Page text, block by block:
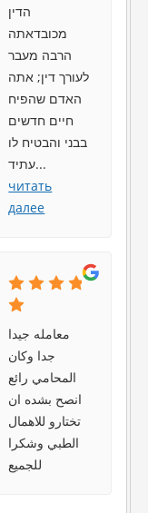
הדין
מכובדאתה
הרבה מעבר
לעורך דין; אתה
האדם שהפיח
חיים חדשים
בבני והבטיח לו
עתיד...
читать
далее
معامله جيدا
جدا وكان
المحامي رائع
انصح بشده ان
تختارو للاهمال
الطبي وشكرا
للجميع